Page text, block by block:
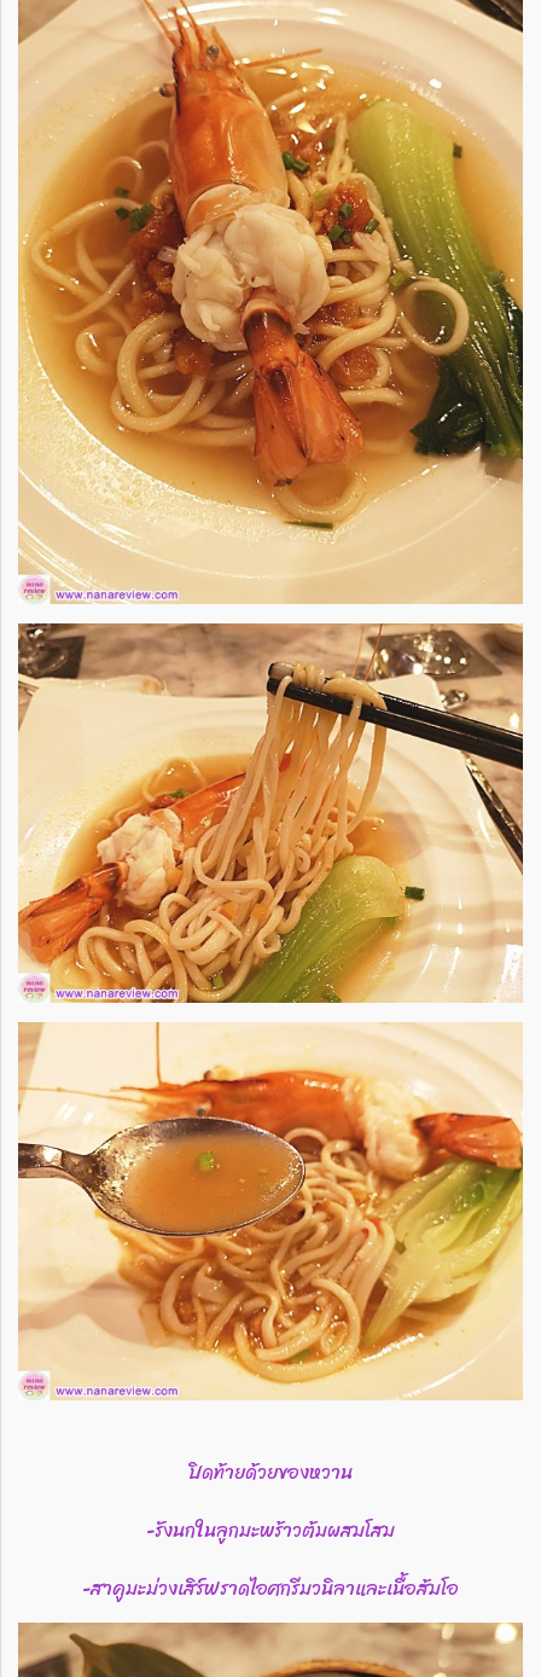
ปิดท้ายด้วยของหวาน
-รังนกในลูกมะพร้าวต้มผสมโสม
-สาคูมะม่วงเสิร์ฟราดไอศกรีมวนิลาและเนื้อส้มโอ